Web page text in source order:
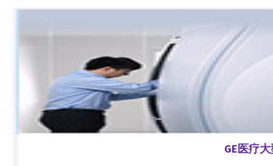
GE医疗